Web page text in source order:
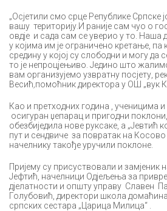
„Осјетили смо срце Републике Српске
вашу територију.И раније сам чуо о
овдје и сада сам се уверио у то. Наша
у којима им је ограничено кретање, па
средину у којој су слободни и могу
то је непроцјењиво. Једино што
вам организујемо узвратну посјету,
Весић,помоћник директора у ОШ „вук
Као и претходних година , ученицима
осигуран џепарац и пригодни
обезбиједила нове руксаке, а „Јевтић
пут и сендвиче за повратак на Косово
начелнику такође уручили поклоне.
Пријему су присуствовали и замјеник
Јефтић, начелници Одјељења за
дјелатности и општу управу Славен
Голубовић, директори школа
српских сестара „Царица Милица“ .